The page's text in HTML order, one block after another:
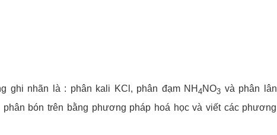
ghi nhãn là : phân kali KCl, phân đạm NH 4NO3 và phân lân
bón trên bằng phương pháp hoá học và viết các phương